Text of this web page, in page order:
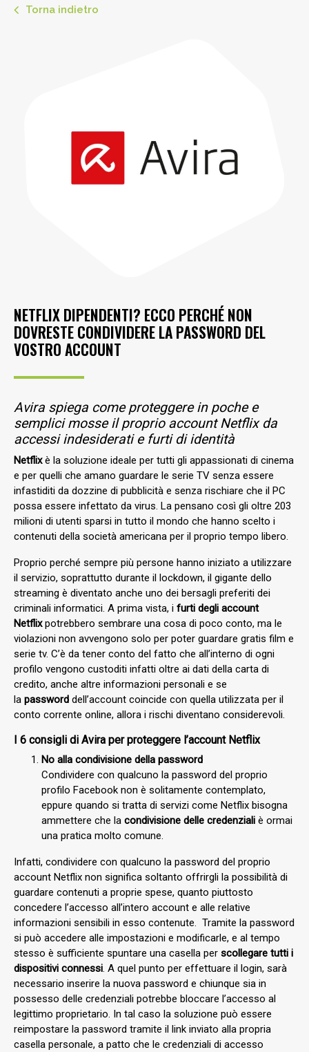
Torna indietro
NETFLIX DIPENDENTI? ECCO PERCHÉ NON
DOVRESTE CONDIVIDERE LA PASSWORD DEL
VOSTRO ACCOUNT
Avira spiega come proteggere in poche e
semplici mosse il proprio account Netflix da
accessi indesiderati e furti di identità
Netflixè la soluzione ideale per tutti gli appassionati di cinema
e per quelli che amano guardare le serie TV senza essere
infastiditi da dozzine di pubblicità e senza rischiare che il PC
possa essere infettato da virus. La pensano così gli oltre 203
milioni di utenti sparsi in tutto il mondo che hanno scelto i
contenuti della società americana per il proprio tempo libero.
Proprio perché sempre più persone hanno iniziato a utilizzare
il servizio, soprattutto durante il lockdown, il gigante dello
streaming è diventato anche uno dei bersagli preferiti dei
criminali informatici. A prima vista, i furti degli account
Netflixpotrebbero sembrare una cosa di poco conto, ma le
violazioni non avvengono solo per poter guardare gratis film e
serie tv. C’è da tener conto del fatto che all’interno di ogni
profilo vengono custoditi infatti oltre ai dati della carta di
credito, anche altre informazioni personali e se
la password dell’account coincide con quella utilizzata per il
conto corrente online, allora i rischi diventano considerevoli.
I 6 consigli di Avira per proteggere l’account Netflix
No alla condivisione della password
Condividere con qualcuno la password del proprio
profilo Facebook non è solitamente contemplato,
eppure quando si tratta di servizi come Netflix bisogna
ammettere che la condivisione delle credenziali è ormai
una pratica molto comune.
Infatti, condividere con qualcuno la password del proprio
account Netflix non significa soltanto offrirgli la possibilità di
guardare contenuti a proprie spese, quanto piuttosto
concedere l’accesso all’intero account e alle relative
informazioni sensibili in esso contenute. Tramite la password
si può accedere alle impostazioni e modificarle, e al tempo
stesso è sufficiente spuntare una casella per scollegare tutti i
dispositivi connessi. A quel punto per effettuare il login, sarà
necessario inserire la nuova password e chiunque sia in
possesso delle credenziali potrebbe bloccare l’accesso al
legittimo proprietario. In tal caso la soluzione può essere
reimpostare la password tramite il link inviato alla propria
casella personale, a patto che le credenziali di accesso